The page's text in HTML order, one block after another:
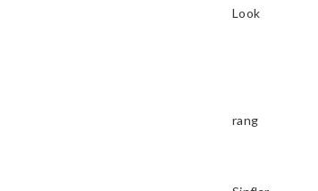
Look
rang